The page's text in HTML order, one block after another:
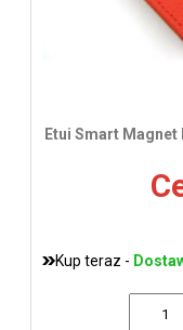
Etui Smart Magnet
Kup teraz -